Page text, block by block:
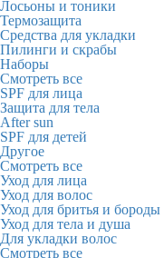
Лосьоны и тоники
Термозащита
Средства для укладки
Пилинги и скрабы
Наборы
Смотреть все
SPF для лица
Защита для тела
After sun
SPF для детей
Другое
Смотреть все
Уход для лица
Уход для волос
Уход для бритья и бороды
Уход для тела и душа
Для укладки волос
Смотреть все